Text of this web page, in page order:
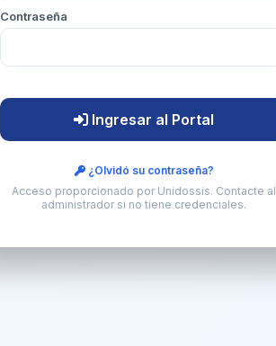
Contraseña
Ingresar al Portal
¿Olvidó su contraseña?
Acceso proporcionado por Unidossis. Contacte al
administrador si no tiene credenciales.